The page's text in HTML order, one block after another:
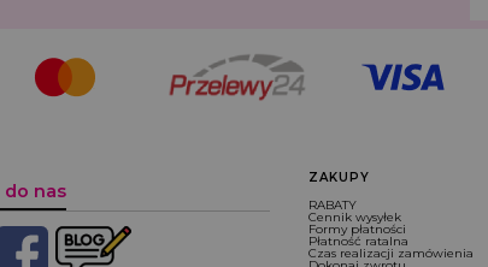
do nas Linki w stopce
ZAKUPY
RABATY
Cennik wysyłek
Formy płatności
Płatność ratalna
Czas realizacji zamówienia